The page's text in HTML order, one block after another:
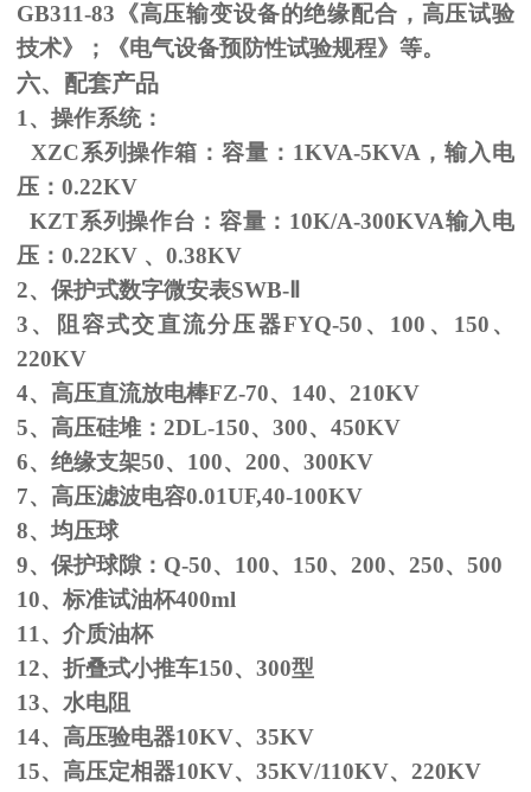
GB311-83 《高压输变设备的绝缘配合，高压试验
技术》；《电气设备预防性试验规程》等。
六、配套产品
1、操作系统：
XZC系列操作箱：容量： 1KVA-5KVA ，输入电
压： 0.22KV
KZT系列操作台：容量： 10K/A-300KVA输入电
压： 0.22KV 、 0.38KV
2、保护式数字微安表SWB-
3、阻容式交直流分压器FYQ-50 、 100 、 150 、
220KV
4、高压直流放电棒FZ-70、 140、 210KV
5、高压硅堆： 2DL-150、 300、 450KV
6、绝缘支架50、 100、 200、 300KV
7、高压滤波电容0.01UF,40-100KV
8、均压球
9、保护球隙： Q-50、 100、 150、 200、 250、 500
10、标准试油杯400ml
11、介质油杯
12、折叠式小推车150、 300型
13、水电阻
14、高压验电器10KV、 35KV
15、高压定相器10KV、 35KV/110KV、 220KV